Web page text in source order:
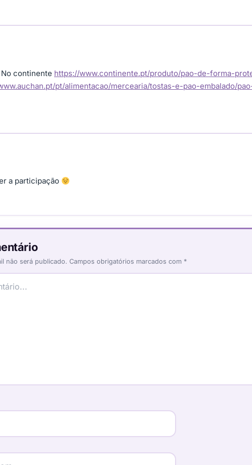
continente https://www.continente.pt/produto/pao-de-forma-
pt/alimentacao/mercearia/tostas-e-pao-embalado/
a participação
não será publicado. Campos obrigatórios marcados com *